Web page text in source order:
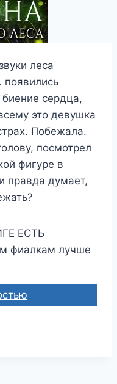
леса
сердца,
это девушка
Побежала.
посмотрел
фигуре в
правда думает,
ЕСТЬ
фиалкам лучше